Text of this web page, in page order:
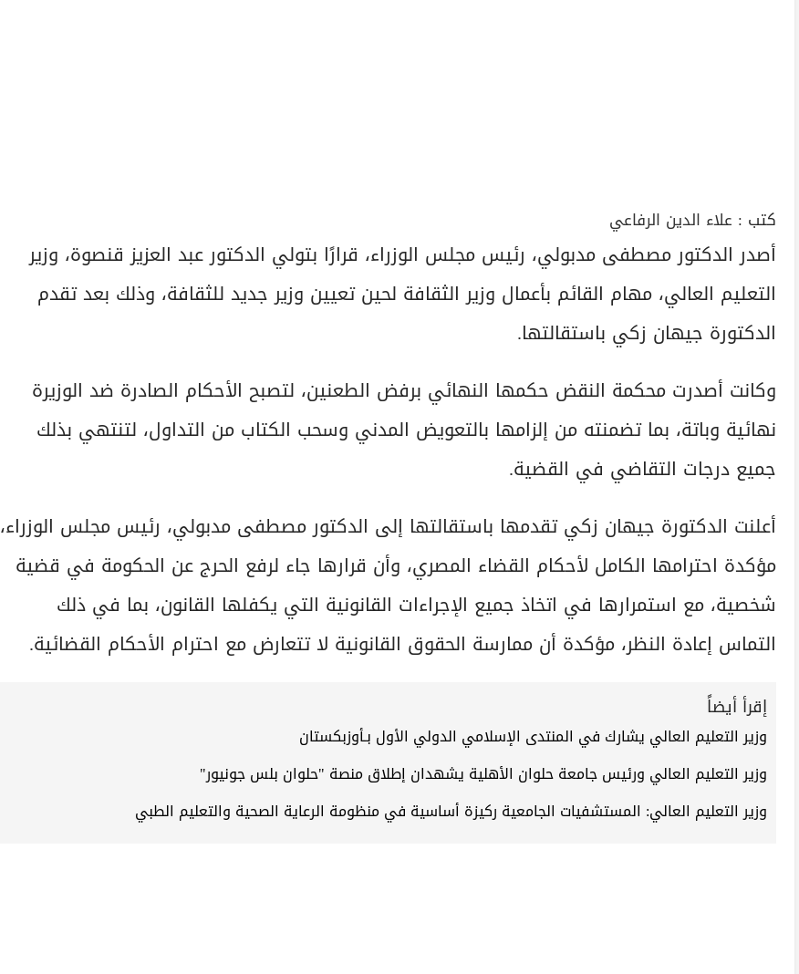
كتب : علاء الدين الرفاعي
أصدر الدكتور مصطفى مدبولي، رئيس مجلس الوزراء، قرارًا بتولي الدكتور عبد العزيز قنصوة، وزير
التعليم العالي، مهام القائم بأعمال وزير الثقافة لحين تعيين وزير جديد للثقافة، وذلك بعد تقدم
الدكتورة جيهان زكي باستقالتها.
وكانت أصدرت محكمة النقض حكمها النهائي برفض الطعنين، لتصبح الأحكام الصادرة ضد الوزيرة
نهائية وباتة، بما تضمنته من إلزامها بالتعويض المدني وسحب الكتاب من التداول، لتنتهي بذلك
جميع درجات التقاضي في القضية.
أعلنت الدكتورة جيهان زكي تقدمها باستقالتها إلى الدكتور مصطفى مدبولي، رئيس مجلس الوزراء،
مؤكدة احترامها الكامل لأحكام القضاء المصري، وأن قرارها جاء لرفع الحرج عن الحكومة في قضية
شخصية، مع استمرارها في اتخاذ جميع الإجراءات القانونية التي يكفلها القانون، بما في ذلك
التماس إعادة النظر، مؤكدة أن ممارسة الحقوق القانونية لا تتعارض مع احترام الأحكام القضائية.
إقرأ أيضاً
وزير التعليم العالي يشارك في المنتدى الإسلامي الدولي الأول بـأوزبكستان
وزير التعليم العالي ورئيس جامعة حلوان الأهلية يشهدان إطلاق منصة "حلوان بلس جونيور"
وزير التعليم العالي: المستشفيات الجامعية ركيزة أساسية في منظومة الرعاية الصحية والتعليم الطبي